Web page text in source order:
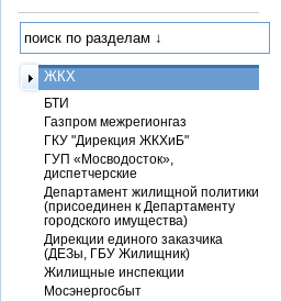
ЖКХ
БТИ
Газпром межрегионгаз
ГКУ "Дирекция ЖКХиБ"
ГУП «Мосводосток»,
диспетчерские
Департамент жилищной политики
(присоединен к Департаменту
городского имущества)
Дирекции единого заказчика
(ДЕЗы, ГБУ Жилищник)
Жилищные инспекции
Мосэнергосбыт